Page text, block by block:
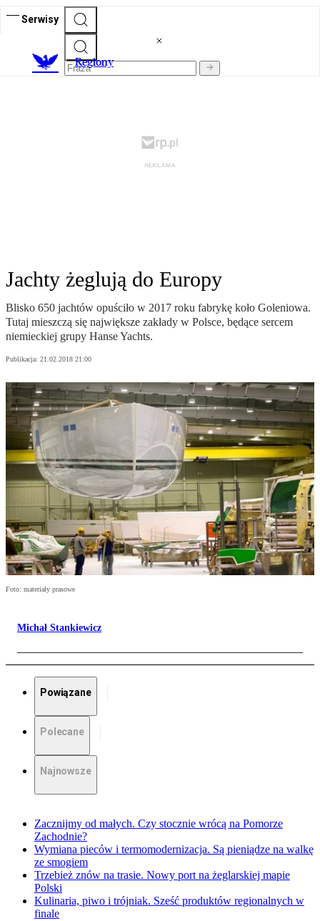
Serwisy
Regiony
Jachty żeglują do Europy
Blisko 650 jachtów opuściło w 2017 roku fabrykę koło Goleniowa.
Tutaj mieszczą się największe zakłady w Polsce, będące sercem
niemieckiej grupy Hanse Yachts.
Publikacja: 21.02.2018 21:00
Foto: materiały prasowe
Michał Stankiewicz
Powiązane
Polecane
Najnowsze
Zacznijmy od małych. Czy stocznie wrócą na Pomorze
Zachodnie?
Wymiana pieców i termomodernizacja. Są pieniądze na walkę
ze smogiem
Trzebież znów na trasie. Nowy port na żeglarskiej mapie
Polski
Kulinaria, piwo i trójniak. Sześć produktów regionalnych w
finale